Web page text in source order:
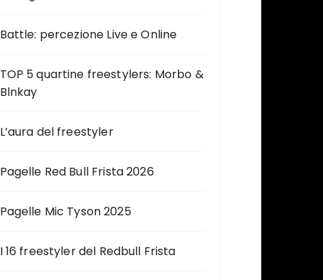
Battle: percezione Live e Online
TOP 5 quartine freestylers: Morbo &
Blnkay
L’aura del freestyler
Pagelle Red Bull Frista 2026
Pagelle Mic Tyson 2025
I 16 freestyler del Redbull Frista